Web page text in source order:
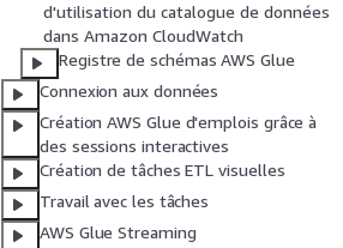
d'utilisation du catalogue de données
dans Amazon CloudWatch
Registre de schémas AWS Glue
Connexion aux données
Création AWS Glue d'emplois grâce à
des sessions interactives
Création de tâches ETL visuelles
Travail avec les tâches
AWS Glue Streaming